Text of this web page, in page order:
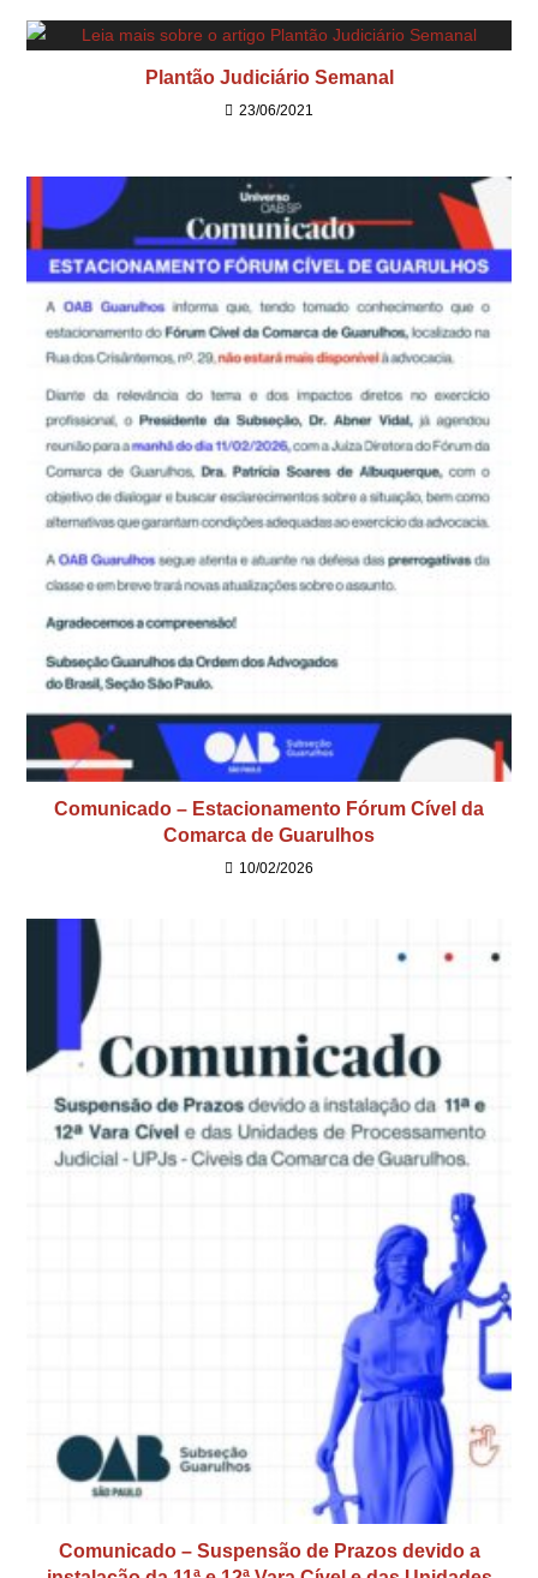
Plantão Judiciário Semanal
23/06/2021
Comunicado – Estacionamento Fórum Cível da
Comarca de Guarulhos
10/02/2026
Comunicado – Suspensão de Prazos devido a